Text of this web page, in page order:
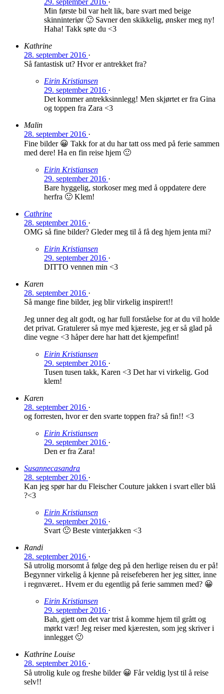
29. september 2016 ·
Min første bil var helt lik, bare svart med beige
skinninteriør 🙂 Savner den skikkelig, ønsker meg ny!
Haha! Takk søte du <3
Kathrine
28. september 2016 ·
Så fantastisk ut? Hvor er antrekket fra?
Eirin Kristiansen
29. september 2016 ·
Det kommer antrekksinnlegg! Men skjørtet er fra Gina
og toppen fra Zara <3
Malin
28. september 2016 ·
Fine bilder 😀 Takk for at du har tatt oss med på ferie sammen
med dere! Ha en fin reise hjem 🙂
Eirin Kristiansen
29. september 2016 ·
Bare hyggelig, storkoser meg med å oppdatere dere
herfra 🙂 Klem!
Cathrine
28. september 2016 ·
OMG så fine bilder? Gleder meg til å få deg hjem jenta mi?
Eirin Kristiansen
29. september 2016 ·
DITTO vennen min <3
Karen
28. september 2016 ·
Så mange fine bilder, jeg blir virkelig inspirert!!
Jeg unner deg alt godt, og har full forståelse for at du vil holde
det privat. Gratulerer så mye med kjæreste, jeg er så glad på
dine vegne <3 håper dere har hatt det kjempefint!
Eirin Kristiansen
29. september 2016 ·
Tusen tusen takk, Karen <3 Det har vi virkelig. God
klem!
Karen
28. september 2016 ·
og forresten, hvor er den svarte toppen fra? så fin!! <3
Eirin Kristiansen
29. september 2016 ·
Den er fra Zara!
Susannecasandra
28. september 2016 ·
Kan jeg spør har du Fleischer Couture jakken i svart eller blå
?<3
Eirin Kristiansen
29. september 2016 ·
Svart 🙂 Beste vinterjakken <3
Randi
28. september 2016 ·
Så utrolig morsomt å følge deg på den herlige reisen du er på!
Begynner virkelig å kjenne på reisefeberen her jeg sitter, inne
i regnværet.. Hvem er du egentlig på ferie sammen med? 😀
Eirin Kristiansen
29. september 2016 ·
Bah, gjett om det var trist å komme hjem til grått og
mørkt vær! Jeg reiser med kjæresten, som jeg skriver i
innlegget 🙂
Kathrine Louise
28. september 2016 ·
Så utrolig kule og freshe bilder 😀 Får veldig lyst til å reise
selv!!